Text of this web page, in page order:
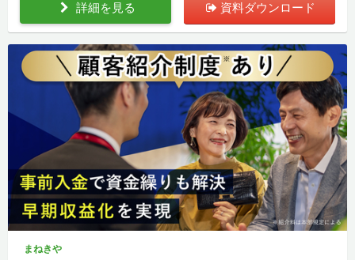
詳細を見る 資料ダウンロード
まねきや